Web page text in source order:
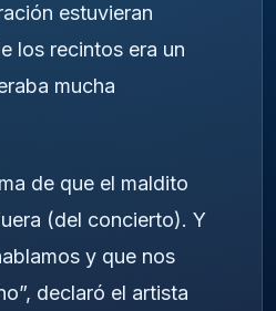
estuvieran
los recintos era un
mucha
de que el maldito
(del concierto). Y
y que nos
declaró el artista